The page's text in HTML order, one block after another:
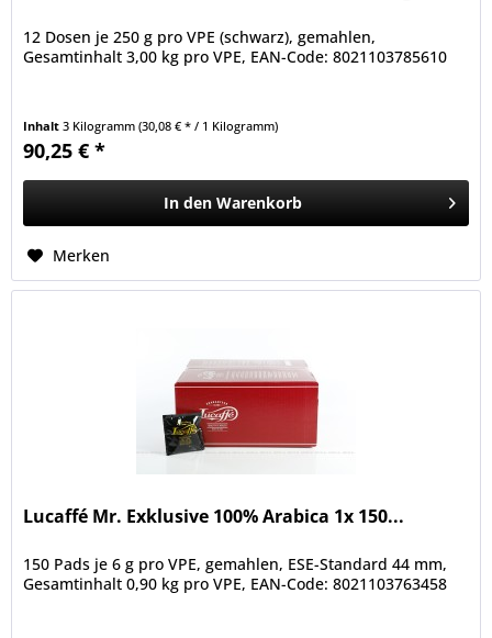
12 Dosen je 250 g pro VPE (schwarz), gemahlen,
Gesamtinhalt 3,00 kg pro VPE, EAN-Code: 8021103785610
Inhalt3 Kilogramm(30,08 € * / 1 Kilogramm)
90,25 € *
In den Warenkorb
Merken
Lucaffé Mr. Exklusive 100% Arabica 1x 150...
150 Pads je 6 g pro VPE, gemahlen, ESE-Standard 44 mm,
Gesamtinhalt 0,90 kg pro VPE, EAN-Code: 8021103763458